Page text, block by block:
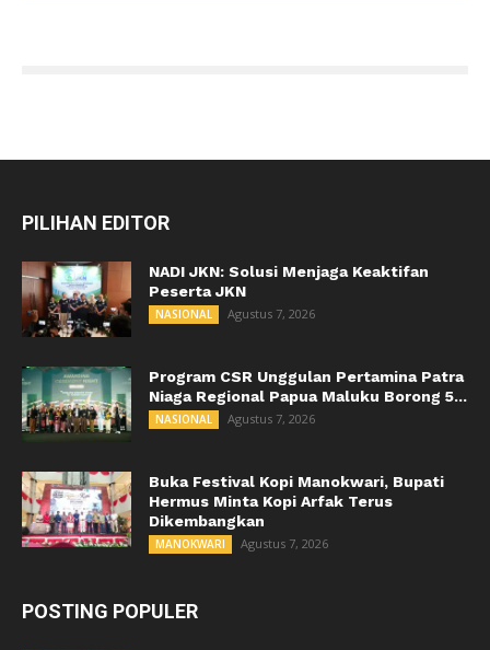
PILIHAN EDITOR
NADI JKN: Solusi Menjaga Keaktifan
Peserta JKN
NASIONAL Agustus 7, 2026
Program CSR Unggulan Pertamina Patra
Niaga Regional Papua Maluku Borong 5...
NASIONAL Agustus 7, 2026
Buka Festival Kopi Manokwari, Bupati
Hermus Minta Kopi Arfak Terus
Dikembangkan
MANOKWARI Agustus 7, 2026
POSTING POPULER